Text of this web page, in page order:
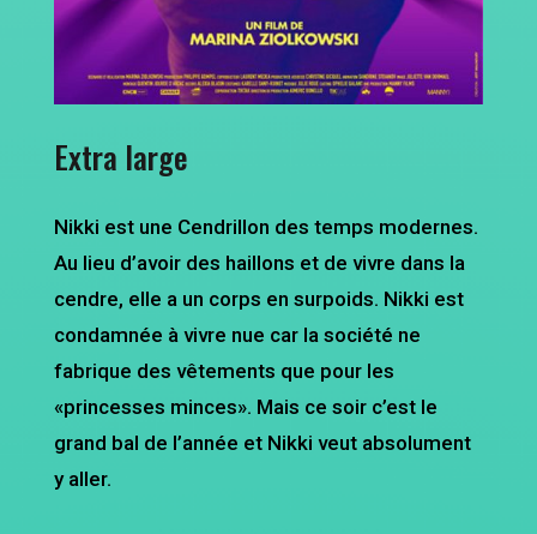
Extra large
Nikki est une Cendrillon des temps modernes.
Au lieu d’avoir des haillons et de vivre dans la
cendre, elle a un corps en surpoids. Nikki est
condamnée à vivre nue car la société ne
fabrique des vêtements que pour les
«princesses minces». Mais ce soir c’est le
grand bal de l’année et Nikki veut absolument
y aller.